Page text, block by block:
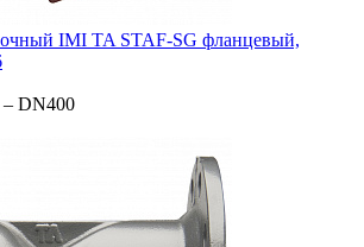
IMI TA STAF-SG фланцевый,
DN400